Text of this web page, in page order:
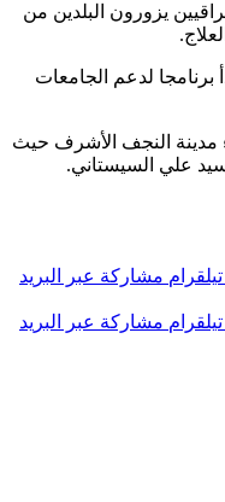
يزورون البلدين من
برنامجا لدعم الجامعات
مدينة النجف الأشرف حيث
علي السيستاني.
تيلقرام مشاركة عبر البريد
تيلقرام مشاركة عبر البريد